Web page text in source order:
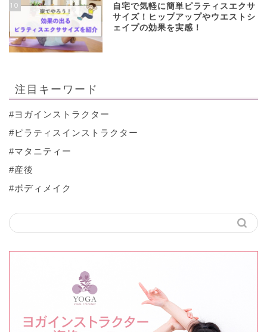
10
自宅で気軽に簡単ピラティスエクサ
サイズ！ヒップアップやウエストシ
ェイプの効果を実感！
注目キーワード
#ヨガインストラクター
#ピラティスインストラクター
#マタニティー
#産後
#ボディメイク